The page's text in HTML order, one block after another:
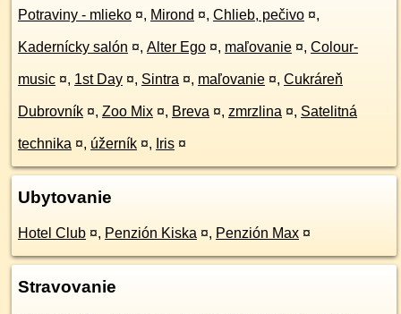
Potraviny - mlieko ¤, Mirond ¤, Chlieb, pečivo ¤,
Kadernícky salón ¤, Alter Ego ¤, maľovanie ¤, Colour-
music ¤, 1st Day ¤, Sintra ¤, maľovanie ¤, Cukráreň
Dubrovník ¤, Zoo Mix ¤, Breva ¤, zmrzlina ¤, Satelitná
technika ¤, úžerník ¤, Iris ¤
Ubytovanie
Hotel Club ¤, Penzión Kiska ¤, Penzión Max ¤
Stravovanie